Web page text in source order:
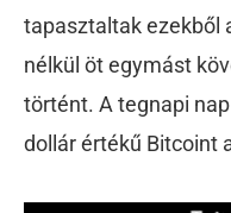
tapasztaltak ezekből
nélkül öt egymást
történt. A tegnapi
dollár értékű Bitcoint